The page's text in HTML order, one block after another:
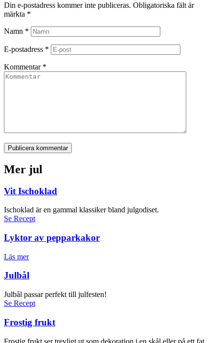
Din e-postadress kommer inte publiceras. Obligatoriska fält är
märkta *
Namn *
E-postadress *
Kommentar *
Publicera kommentar
Mer jul
Vit Ischoklad
Ischoklad är en gammal klassiker bland julgodiset.
Se Recept
Lyktor av pepparkakor
Läs mer
Julbål
Julbål passar perfekt till julfesten!
Se Recept
Frostig frukt
Frostig frukt ser trevligt ut som dekoration i en skål eller på ett fat.